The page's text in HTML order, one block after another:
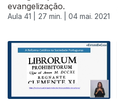
evangelização.
Aula 41 | 27 min. | 04 mai. 2021